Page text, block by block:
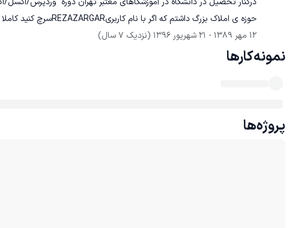
حوزه ی املاک بزرگ داشتم که اگر با نام کاربریREZAZARGARسرچ کنید کاملا رزومه من مشخص خواهد شد.
12 مهر 1389
- 21 شهریور 1396 (نزدیک 7 سال)
نمونه‌کارها
پروژه‌ها